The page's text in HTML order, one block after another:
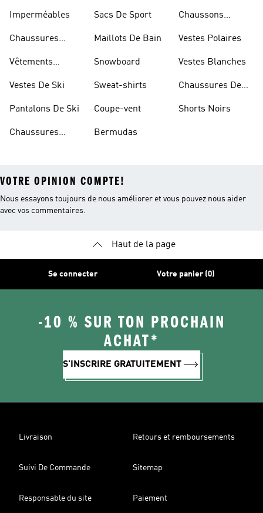
Imperméables
Chaussures
Vêtements
Vestes De Ski
Pantalons De Ski
Chaussures
Sacs De Sport
Maillots De Bain
Snowboard
Sweat-shirts
Coupe-vent
Bermudas
Chaussons
Vestes Polaires
Vestes Blanches
Chaussures De
Shorts Noirs
VOTRE OPINION COMPTE!
Nous essayons toujours de nous améliorer et vous pouvez nous aider
avec vos commentaires.
Haut de la page
Se connecter Votre panier (0)
-10 % SUR TON PROCHAIN
ACHAT*
S'INSCRIRE GRATUITEMENT
Livraison Retours et remboursements
Suivi De Commande Sitemap
Responsable du site Paiement